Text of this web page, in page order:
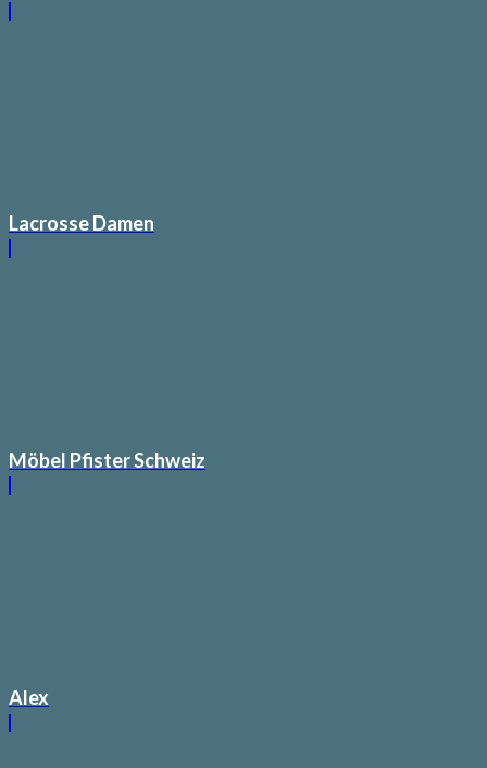
Lacrosse Damen
Möbel Pfister Schweiz
Alex